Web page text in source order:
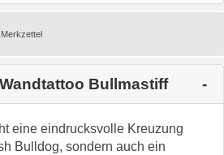
Bullmastiff
eine eindrucksvolle Kreuzung
Bulldog, sondern auch ein